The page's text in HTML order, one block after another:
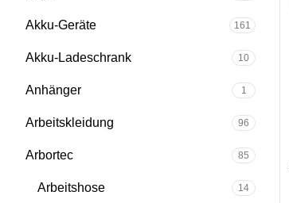
Akku-Geräte 161
Akku-Ladeschrank 10
Anhänger 1
Arbeitskleidung 96
Arbortec 85
Arbeitshose 14